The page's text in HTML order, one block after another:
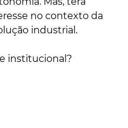
no contexto da
industrial.
institucional?